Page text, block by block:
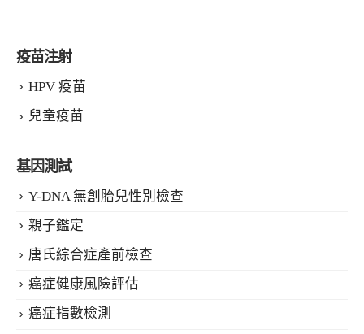
疫苗注射
HPV 疫苗
兒童疫苗
基因測試
Y-DNA 無創胎兒性別檢查
親子鑑定
唐氏綜合症產前檢查
癌症健康風險評估
癌症指數檢測